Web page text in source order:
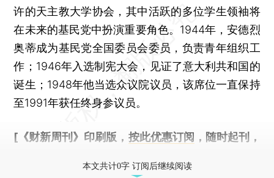
许的天主教大学协会，其中活跃的多位学生领袖将
在未来的基民党中扮演重要角色。1944年，安德烈
奥蒂成为基民党全国委员会委员，负责青年组织工
作；1946年入选制宪大会，见证了意大利共和国的
诞生；1948年他当选众议院议员，该席位一直保持
至1991年获任终身参议员。
[《财新周刊》印刷版， 按此优惠订阅 ，随时起刊，
本文共计0字 订阅后继续阅读